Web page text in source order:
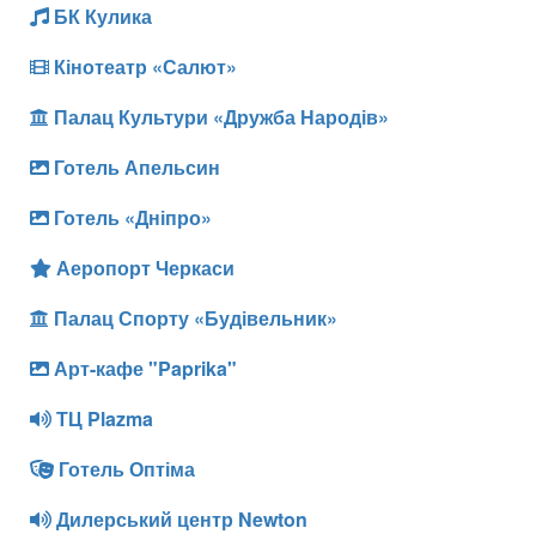
БК Кулика
Кінотеатр «Салют»
Палац Культури «Дружба Народів»
Готель Апельсин
Готель «Дніпро»
Аеропорт Черкаси
Палац Спорту «Будівельник»
Арт-кафе "Paprika"
ТЦ Plazma
Готель Оптіма
Дилерський центр Newton